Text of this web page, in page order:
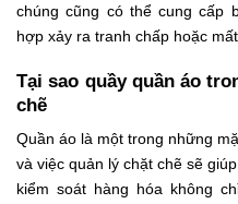
chúng cũng có thể cung cấp
hợp xảy ra tranh chấp hoặc
Tại sao quầy quần áo
chẽ
Quần áo là một trong những
và việc quản lý chặt chẽ sẽ
kiểm soát hàng hóa không